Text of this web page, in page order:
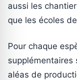
aussi les
que les écoles
Pour chaque
supplémentaires
aléas de